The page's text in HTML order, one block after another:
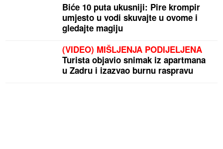
Biće 10 puta ukusniji: Pire krompir
umjesto u vodi skuvajte u ovome i
gledajte magiju
(VIDEO) MIŠLJENJA PODIJELJENA
Turista objavio snimak iz apartmana
u Zadru i izazvao burnu raspravu